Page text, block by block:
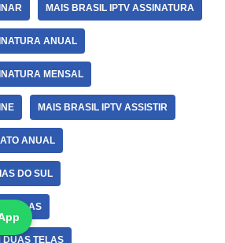
MAIS BRASIL IPTV ASSINATURA
ANUAL
MENSAL
MAIS BRASIL IPTV ASSISTIR
ANUAL
DO SUL
2 TELAS
DUAS TELAS